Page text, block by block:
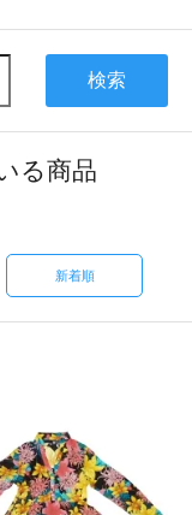
検索
る商品
新着順